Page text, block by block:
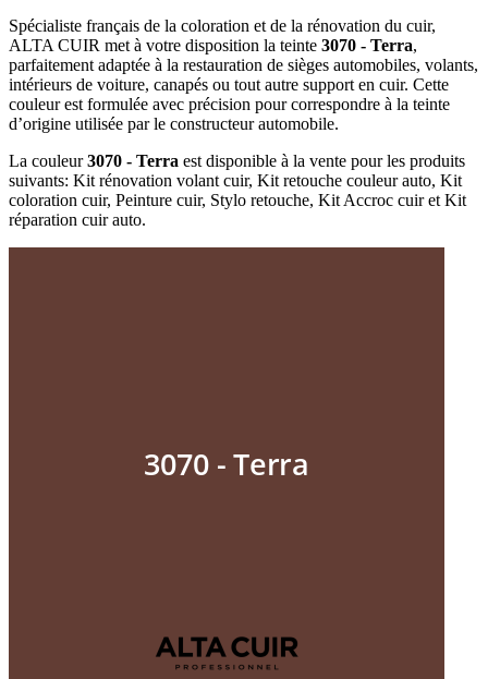
Spécialiste français de la coloration et de la rénovation du cuir,
ALTA CUIR met à votre disposition la teinte 3070 - Terra,
parfaitement adaptée à la restauration de sièges automobiles, volants,
intérieurs de voiture, canapés ou tout autre support en cuir. Cette
couleur est formulée avec précision pour correspondre à la teinte
d’origine utilisée par le constructeur automobile.
La couleur3070 - Terra est disponible à la vente pour les produits
suivants: Kit rénovation volant cuir, Kit retouche couleur auto, Kit
coloration cuir, Peinture cuir, Stylo retouche, Kit Accroc cuir et Kit
réparation cuir auto.